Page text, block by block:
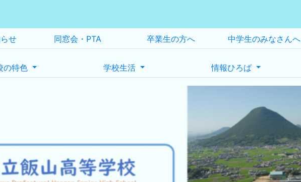
せ 同窓会・PTA 卒業生の方へ 中学生のみなさんへ
の特色 学校生活 情報ひろば